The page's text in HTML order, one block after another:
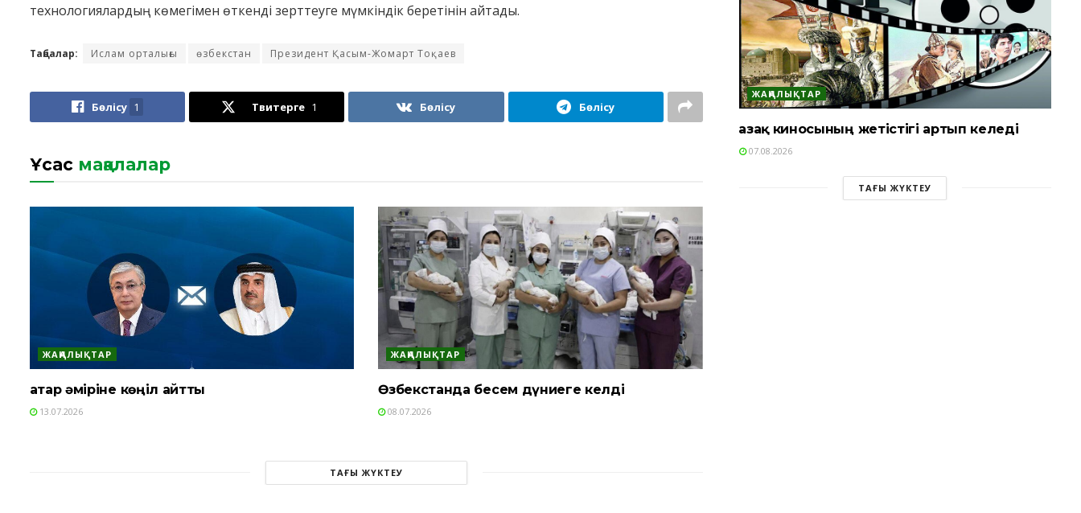
технологиялардың көмегімен өткенді зерттеуге мүмкіндік беретінін айтады.
Таңбалар: Ислам орталығы өзбекстан Президент Қасым-Жомарт Тоқаев
Бөлісу 1 Твитерге 1 Бөлісу Бөлісу
Ұқсас мақалалар
ЖАҢАЛЫҚТАР
Қатар әміріне көңіл айтты
13.07.2026
ЖАҢАЛЫҚТАР
Өзбекстанда бесем дүниеге келді
08.07.2026
ТАҒЫ ЖҮКТЕУ
ЖАҢАЛЫҚТАР
Қазақ киносының жетістігі артып келеді
07.08.2026
ТАҒЫ ЖҮКТЕУ